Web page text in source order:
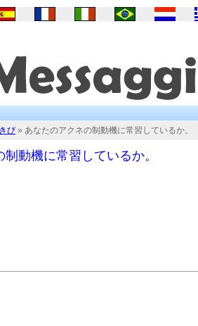
び » あなたのアクネの制動機に常習しているか。
動機に常習しているか。